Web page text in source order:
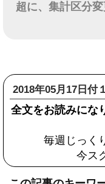
超に、集計区分
2018年05月17日付
全文をお読みにな
毎週じっく
今ス